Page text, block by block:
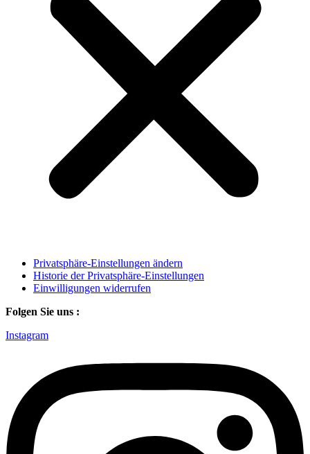
Privatsphäre-Einstellungen ändern
Historie der Privatsphäre-Einstellungen
Einwilligungen widerrufen
Folgen Sie uns :
Instagram